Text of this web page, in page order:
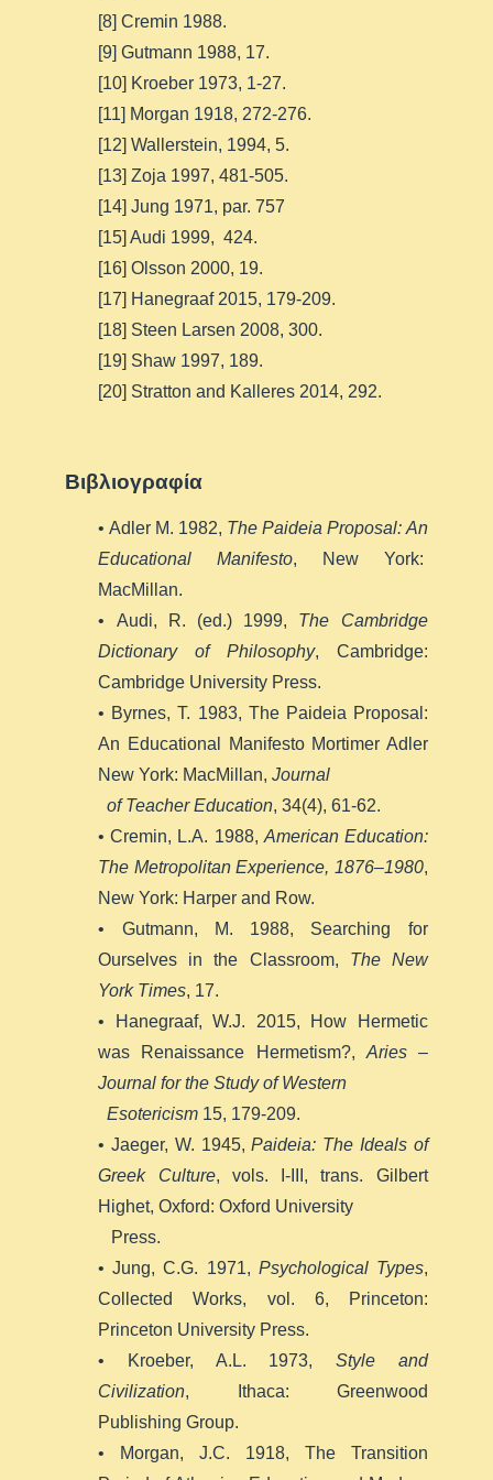
[8] Cremin 1988.
[9] Gutmann 1988, 17.
[10] Kroeber 1973, 1-27.
[11] Morgan 1918, 272-276.
[12] Wallerstein, 1994, 5.
[13] Zoja 1997, 481-505.
[14] Jung 1971, par. 757
[15] Audi 1999, 424.
[16] Olsson 2000, 19.
[17] Hanegraaf 2015, 179-209.
[18] Steen Larsen 2008, 300.
[19] Shaw 1997, 189.
[20] Stratton and Kalleres 2014, 292.
Βιβλιογραφία
• Adler M. 1982, The Paideia Proposal: An
Educational Manifesto, New York:
MacMillan.
• Audi, R. (ed.) 1999, The Cambridge
Dictionary of Philosophy, Cambridge:
Cambridge University Press.
• Byrnes, T. 1983, The Paideia Proposal:
An Educational Manifesto Mortimer Adler
New York: MacMillan,Journal
of Teacher Education, 34(4), 61-62.
• Cremin, L.A. 1988, American Education:
The Metropolitan Experience, 1876–1980,
New York: Harper and Row.
• Gutmann, M. 1988, Searching for
Ourselves in the Classroom, The New
York Times, 17.
• Hanegraaf, W.J. 2015, How Hermetic
was Renaissance Hermetism?, Aries –
Journal for the Study of Western
Esotericism 15, 179-209.
• Jaeger, W. 1945, Paideia: The Ideals of
Greek Culture, vols. I-III, trans. Gilbert
Highet, Oxford: Oxford University
Press.
• Jung, C.G. 1971, Psychological Types,
Collected Works, vol. 6, Princeton:
Princeton University Press.
• Kroeber, A.L. 1973, Style and
Civilization, Ithaca: Greenwood
Publishing Group.
• Morgan, J.C. 1918, The Transition